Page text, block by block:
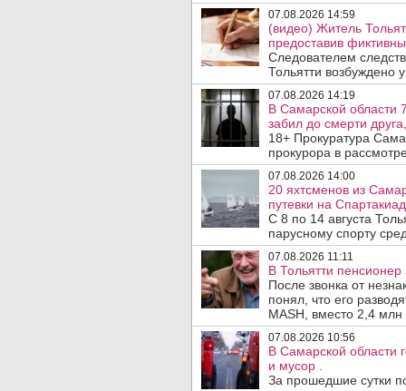
07.08.2026 14:59
(видео) Житель
предоставив
Следователем
Тольятти возбуждено
07.08.2026 14:19
В Самарской области
забил до смерти
18+ Прокуратура
прокурора в
07.08.2026 14:00
20 яхтсменов из
путевки на
С 8 по 14 августа
парусному спорту
07.08.2026 11:11
В Тольятти
После звонка от
понял, что его
MASH, вместо 2,4 млн
07.08.2026 10:56
В Самарской области
и мусор .
За прошедшие сутки